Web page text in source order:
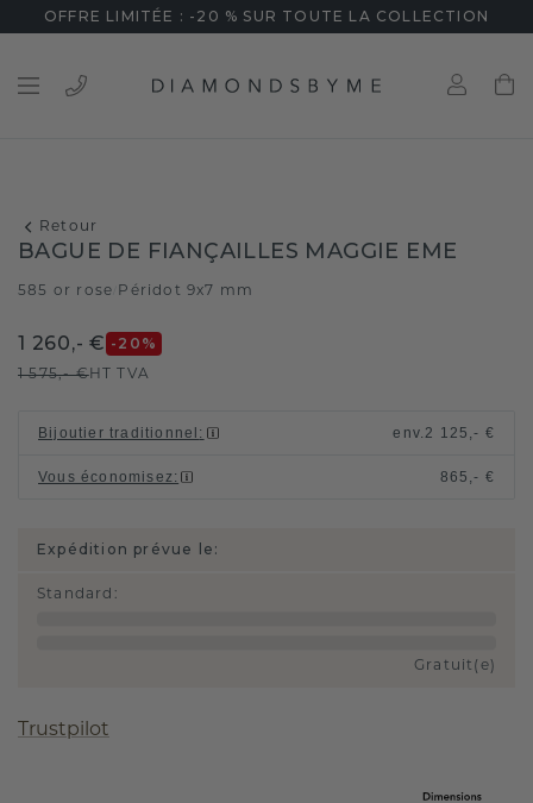
OFFRE LIMITÉE : -20 % SUR TOUTE LA COLLECTION
Retour
BAGUE DE FIANÇAILLES MAGGIE EME
585 or rose Péridot 9x7 mm
1 260,- € -20 %
1 575,- €HT TVA
Bijoutier traditionnel : env.2 125,- €
Vous économisez: 865,- €
Expédition prévue le:
Standard :
Gratuit(e)
Trustpilot